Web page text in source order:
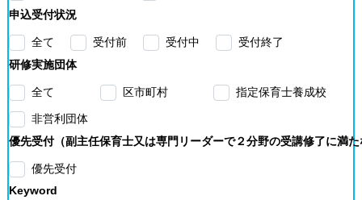
申込受付状況
全て 受付前 受付中
受付終了
研修実施団体
全て 区市町村 指定保育士養成校
非営利団体
優先受付（副主任保育士又は専門リーダーで２分野の受講修了に満
優先受付
Keyword